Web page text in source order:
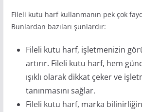
Fileli kutu harf kullanmanın pek çok
Bunlardan bazıları şunlardır:
Fileli kutu harf, işletmenizin
artırır. Fileli kutu harf, hem
ışıklı olarak dikkat çeker ve
tanınmasını sağlar.
Fileli kutu harf, marka